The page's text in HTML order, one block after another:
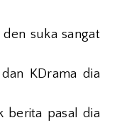
suka sangat
KDrama dia
berita pasal dia